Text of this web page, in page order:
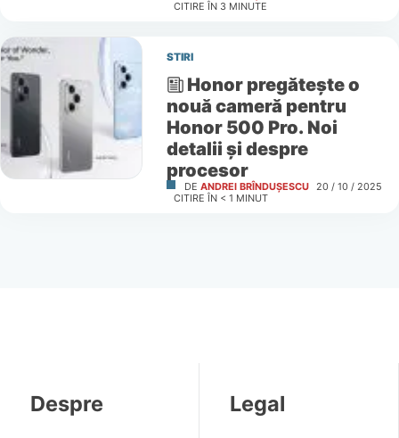
CITIRE ÎN 3 MINUTE
STIRI
Honor pregătește o
nouă cameră pentru
Honor 500 Pro. Noi
detalii și despre
procesor
DE ANDREI BRÎNDUȘESCU 20 / 10 / 2025
CITIRE ÎN < 1 MINUT
Despre Legal